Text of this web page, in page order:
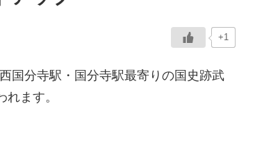
+1
国分寺駅・国分寺駅最寄りの国史跡武
ます。